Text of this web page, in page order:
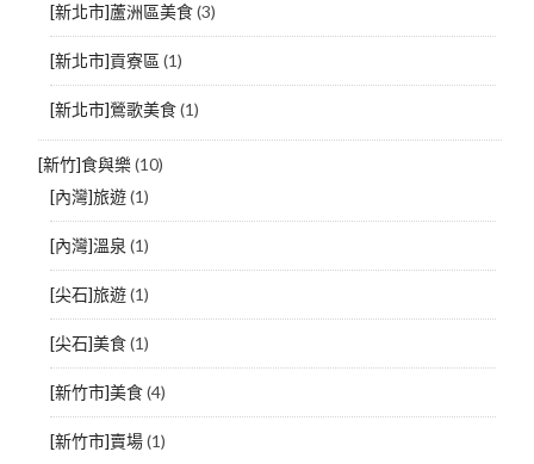
[新北市]蘆洲區美食(3)
[新北市]貢寮區 (1)
[新北市]鶯歌美食(1)
[新竹]食與樂(10)
[內灣]旅遊(1)
[內灣]溫泉 (1)
[尖石]旅遊(1)
[尖石]美食(1)
[新竹市]美食(4)
[新竹市]賣場(1)